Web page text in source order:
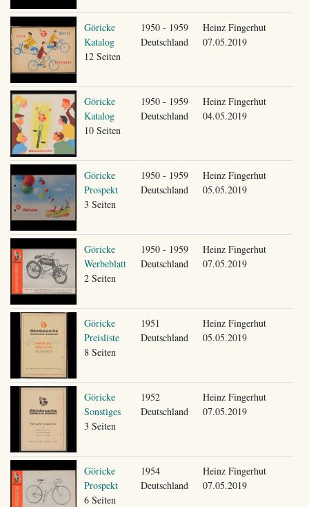
Göricke
Katalog
12 Seiten
1950 - 1959
Deutschland
Heinz Fingerhut
07.05.2019
Göricke
Katalog
10 Seiten
1950 - 1959
Deutschland
Heinz Fingerhut
04.05.2019
Göricke
Prospekt
3 Seiten
1950 - 1959
Deutschland
Heinz Fingerhut
05.05.2019
Göricke
Werbeblatt
2 Seiten
1950 - 1959
Deutschland
Heinz Fingerhut
07.05.2019
Göricke
Preisliste
8 Seiten
1951
Deutschland
Heinz Fingerhut
05.05.2019
Göricke
Sonstiges
3 Seiten
1952
Deutschland
Heinz Fingerhut
07.05.2019
Göricke
Prospekt
6 Seiten
1954
Deutschland
Heinz Fingerhut
07.05.2019